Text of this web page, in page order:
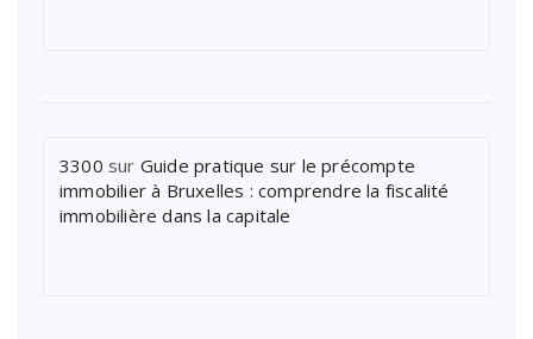
3300 sur Guide pratique sur le précompte
immobilier à Bruxelles : comprendre la fiscalité
immobilière dans la capitale